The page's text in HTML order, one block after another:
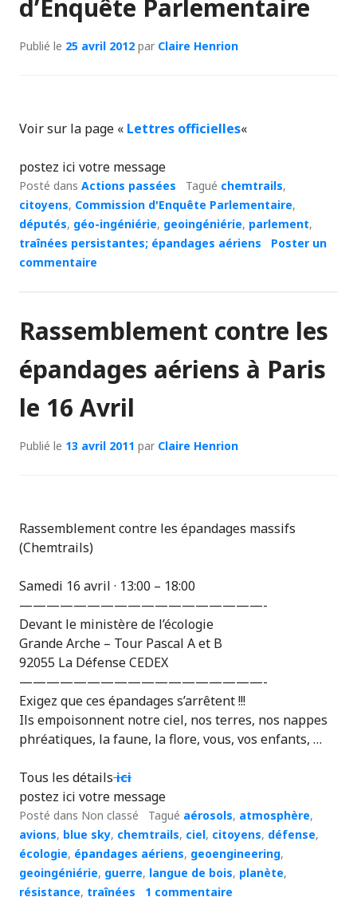
d’Enquête Parlementaire
Publié le 25 avril 2012 par Claire Henrion
Voir sur la page « Lettres officielles«
postez ici votre message
Posté dans Actions passées Tagué chemtrails,
citoyens, Commission d'Enquête Parlementaire,
députés, géo-ingéniérie, geoingéniérie, parlement,
traînées persistantes; épandages aériens
Poster un
commentaire
Rassemblement contre les
épandages aériens à Paris
le 16 Avril
Publié le 13 avril 2011 par Claire Henrion
Rassemblement contre les épandages massifs
(Chemtrails)
Samedi 16 avril · 13:00 – 18:00
——————————————————-
Devant le ministère de l’écologie
Grande Arche – Tour Pascal A et B
92055 La Défense CEDEX
——————————————————-
Exigez que ces épandages s’arrêtent !!!
Ils empoisonnent notre ciel, nos terres, nos nappes
phréatiques, la faune, la flore, vous, vos enfants, …
Tous les détails ici
postez ici votre message
Posté dans Non classé Tagué aérosols, atmosphère,
avions, blue sky, chemtrails, ciel, citoyens, défense,
écologie, épandages aériens, geoengineering,
geoingéniérie, guerre, langue de bois, planète,
résistance, traînées 1 commentaire